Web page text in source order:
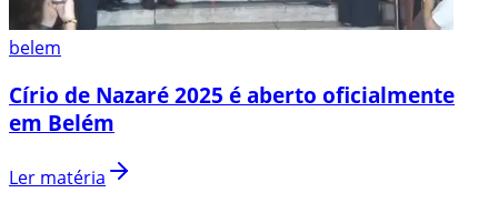
belem
Círio de Nazaré 2025 é aberto oficialmente
em Belém
Ler matéria